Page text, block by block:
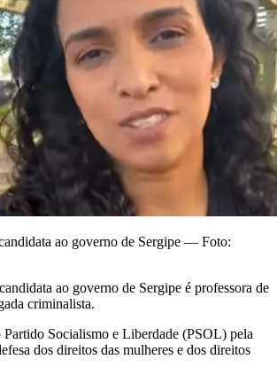
ao governo de Sergipe — Foto:
ao governo de Sergipe é professora de
criminalista.
Partido Socialismo e Liberdade (PSOL) pela
dos direitos das mulheres e dos direitos